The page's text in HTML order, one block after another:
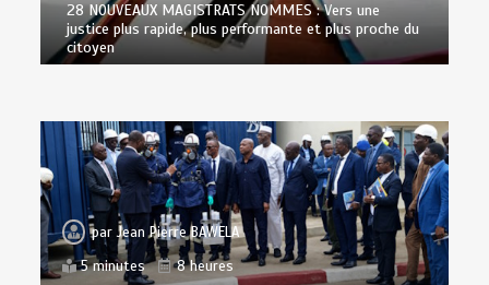
28 NOUVEAUX MAGISTRATS NOMMES : Vers une
justice plus rapide, plus performante et plus proche du
citoyen
parJean Pierre BAWELA
5 minutes
8 heures